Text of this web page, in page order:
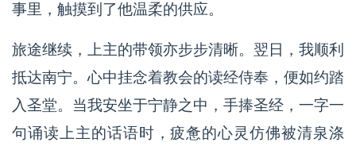
事里，触摸到了他温柔的供应。
旅途继续，上主的带领亦步步清晰。翌日，我顺利
抵达南宁。心中挂念着教会的读经侍奉，便如约踏
入圣堂。当我安坐于宁静之中，手捧圣经，一字一
句诵读上主的话语时，疲惫的心灵仿佛被清泉涤